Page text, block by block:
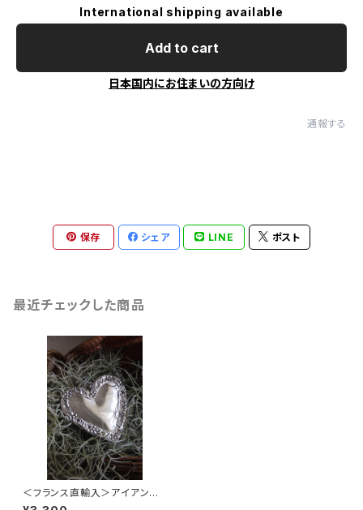
International shipping available
Add to cart
日本国内にお住まいの方向け
通報する
保存 シェア LINE ポスト
最近チェックした商品
＜フランス直輸入＞アイアン製
オーナメント ハート